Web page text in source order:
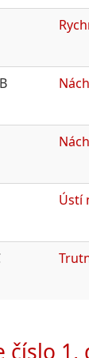
Ústí
číslo 1,